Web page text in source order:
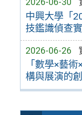
中興大學「
技鑑識偵查實
2026-06-26
「數學×藝
構與展演的